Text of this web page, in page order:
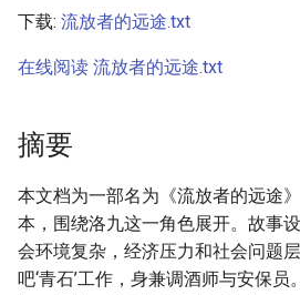
搜
索
下载: 流放者的远途.txt
在线阅读 流放者的远途.txt
摘要
本文档为一部名为《流放者的远途
本，围绕洛九这一角色展开。故事
会环境复杂，经济压力和社会问题
吧‘青石’工作，身兼调酒师与安保